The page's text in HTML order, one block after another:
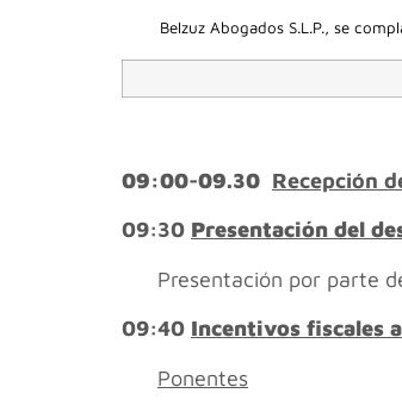
Belzuz Abogados S.L.P., se
09:00-09.30 Recepción
09:30 Presentación del
Presentación por parte
09:40 Incentivos fiscales
Ponentes